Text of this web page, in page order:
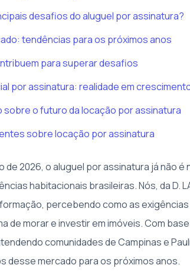
desafios do aluguel por assinatura?
tendências para os próximos anos
para superar desafios
por assinatura: realidade em
sobre o futuro da locação por assinatura
sobre locação por assinatura
de 2026, o aluguel por assinatura já não é
habitacionais brasileiras. Nós, da D.
percebendo como as
de morar e investir em imóveis. Com
comunidades de Campinas e
desse mercado para os próximos anos.